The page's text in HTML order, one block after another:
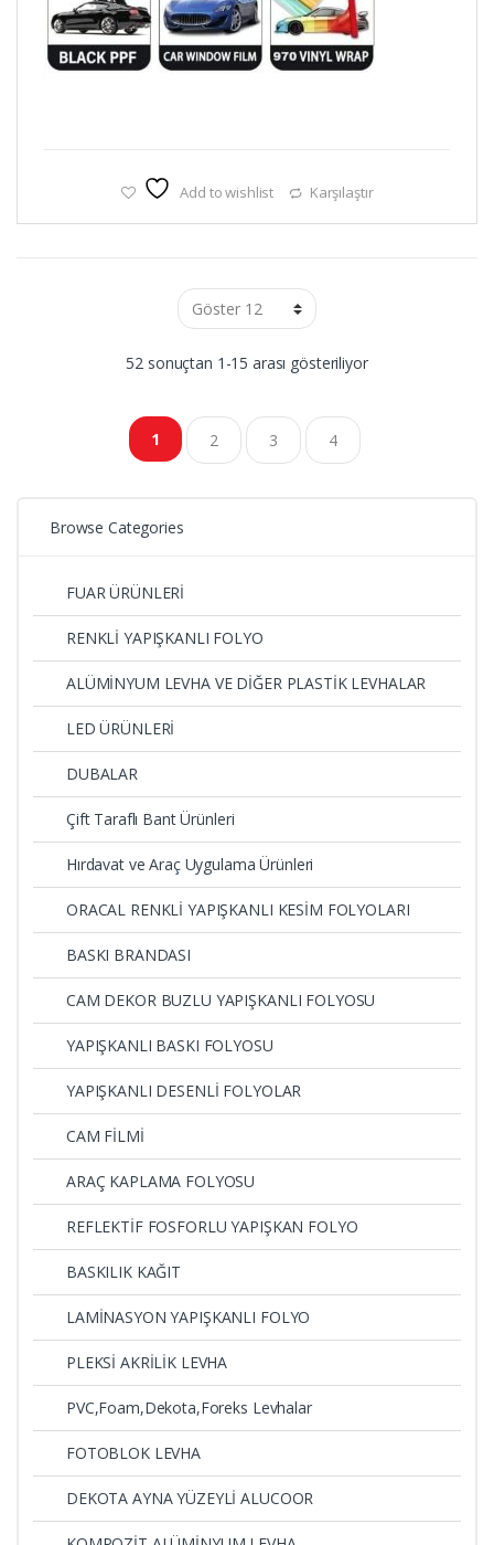
Add to wishlist Karşılaştır
52 sonuçtan 1-15 arası gösteriliyorPopülerliğe
1 2 3 4
Browse Categories
FUAR ÜRÜNLERİ
RENKLİ YAPIŞKANLI FOLYO
ALÜMİNYUM LEVHA VE DİĞER PLASTİK LEVHALAR
LED ÜRÜNLERİ
DUBALAR
Çift Taraflı Bant Ürünleri
Hırdavat ve Araç Uygulama Ürünleri
ORACAL RENKLİ YAPIŞKANLI KESİM FOLYOLARI
BASKI BRANDASI
CAM DEKOR BUZLU YAPIŞKANLI FOLYOSU
YAPIŞKANLI BASKI FOLYOSU
YAPIŞKANLI DESENLİ FOLYOLAR
CAM FİLMİ
ARAÇ KAPLAMA FOLYOSU
REFLEKTİF FOSFORLU YAPIŞKAN FOLYO
BASKILIK KAĞIT
LAMİNASYON YAPIŞKANLI FOLYO
PLEKSİ AKRİLİK LEVHA
PVC,Foam,Dekota,Foreks Levhalar
FOTOBLOK LEVHA
DEKOTA AYNA YÜZEYLİ ALUCOOR